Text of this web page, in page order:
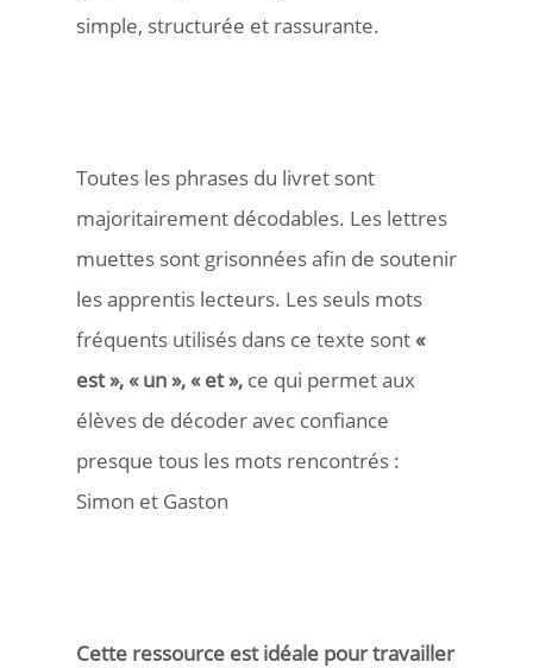
simple, structurée et rassurante.
Toutes les phrases du livret sont
majoritairement décodables. Les lettres
muettes sont grisonnées afin de soutenir
les apprentis lecteurs. Les seuls mots
fréquents utilisés dans ce texte sont«
est », « un », « et », ce qui permet aux
élèves de décoder avec confiance
presque tous les mots rencontrés :
Simon et Gaston
Cette ressource est idéale pour travailler